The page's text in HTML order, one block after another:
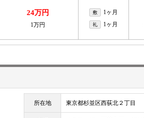
24万円
1万円
敷 1ヶ月
礼 1ヶ月
所在地 東京都杉並区西荻北２丁目